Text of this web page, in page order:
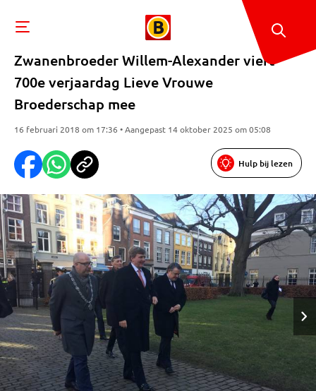
Zwanenbroeder Willem-Alexander viert
700e verjaardag Lieve Vrouwe
Broederschap mee
16 februari 2018 om 17:36 • Aangepast 14 oktober 2025 om 05:08
Hulp bij lezen